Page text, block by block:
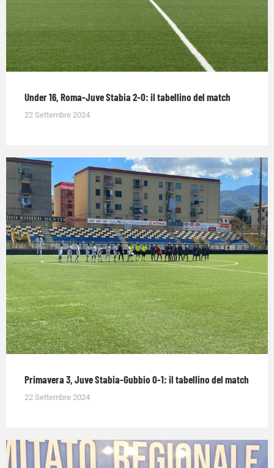
Under 16, Roma-Juve Stabia 2-0: il tabellino del match
22 Settembre 2024
Primavera 3, Juve Stabia-Gubbio 0-1: il tabellino del match
22 Settembre 2024